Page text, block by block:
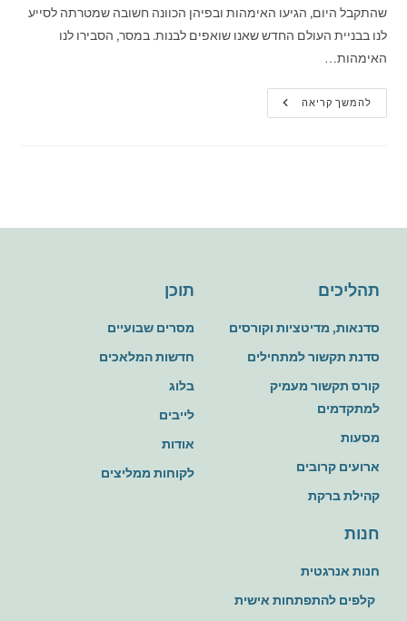
שהתקבל היום, הגיעו האימהות ובפיהן הכוונה חשובה שמטרתה לסייע
לנו בבניית העולם החדש שאנו שואפים לבנות. במסר, הסבירו לנו
האימהות…
להמשך קריאה
תהליכים
סדנאות, מדיטציות וקורסים
סדנת תקשור למתחילים
קורס תקשור מעמיק
למתקדמים
מסעות
ארועים קרובים
קהילת ברקת
תוכן
מסרים שבועיים
חדשות המלאכים
בלוג
לייבים
אודות
לקוחות ממליצים
חנות
חנות אנרגטית
קלפים להתפתחות אישית